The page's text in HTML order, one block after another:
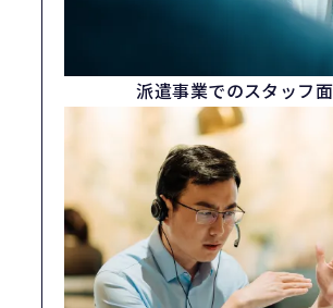
派遣事業でのスタッフ